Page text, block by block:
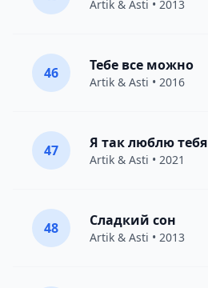
Artik & Asti • 2013
46 Тебе все можно
Artik & Asti • 2016
47 Я так люблю тебя
Artik & Asti • 2021
48 Сладкий сон
Artik & Asti • 2013